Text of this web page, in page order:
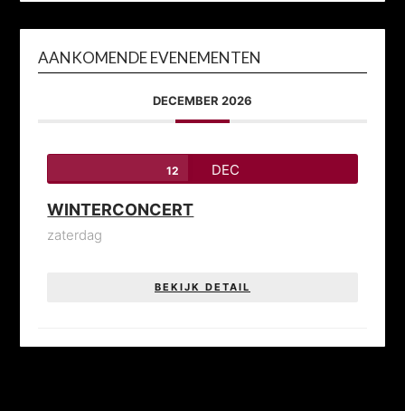
AANKOMENDE EVENEMENTEN
DECEMBER 2026
12 DEC
WINTERCONCERT
zaterdag
BEKIJK DETAIL